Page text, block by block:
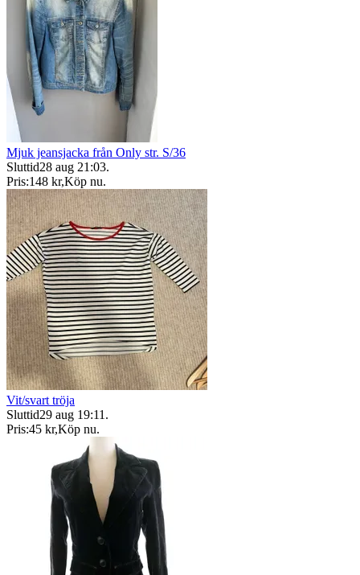
Mjuk jeansjacka från Only str. S/36
Sluttid28 aug 21:03.
Pris:148 kr,Köp nu.
Vit/svart tröja
Sluttid29 aug 19:11 .
Pris:45 kr,Köp nu.